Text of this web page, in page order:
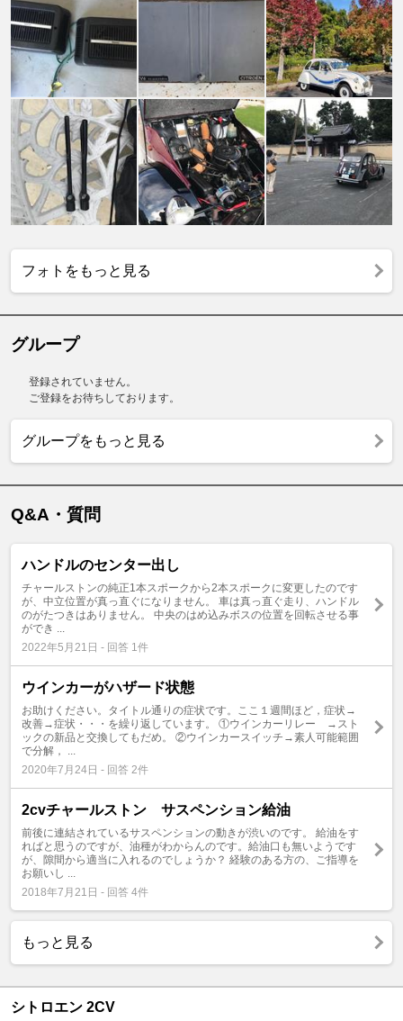
フォトをもっと見る
グループ
登録されていません。
ご登録をお待ちしております。
グループをもっと見る
Q&A・質問
ハンドルのセンター出し
チャールストンの純正1本スポークから2本スポークに変更したのです
が、中立位置が真っ直ぐになりません。 車は真っ直ぐ走り、ハンドル
のがたつきはありません。 中央のはめ込みボスの位置を回転させる事
ができ ...
2022年5月21日 - 回答 1件
ウインカーがハザード状態
お助けください。タイトル通りの症状です。ここ１週間ほど，症状→
改善→症状・・・を繰り返しています。 ①ウインカーリレー →スト
ックの新品と交換してもだめ。 ②ウインカースイッチ→素人可能範囲
で分解， ...
2020年7月24日 - 回答 2件
2cvチャールストン サスペンション給油
前後に連結されているサスペンションの動きが渋いのです。 給油をす
ればと思うのですが、油種がわからんのです。給油口も無いようです
が、隙間から適当に入れるのでしょうか？ 経験のある方の、ご指導を
お願いし ...
2018年7月21日 - 回答 4件
もっと見る
シトロエン 2CV